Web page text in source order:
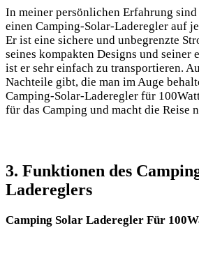
In meiner⁣ persönlichen Erfahrung
einen Camping-Solar-Laderegler auf
Er ist eine sichere und unbegrenzte
seines kompakten‍ Designs und seiner
⁢ist er sehr einfach ‍zu transportieren.
Nachteile gibt, die man ‌im⁤ Auge
Camping-Solar-Laderegler für
für das Camping und macht die Reise
3. Funktionen des
Ladereglers
Camping ‌Solar Laderegler Für